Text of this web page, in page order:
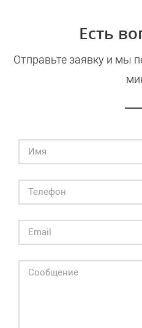
Есть
Отправьте заявку и мы